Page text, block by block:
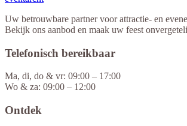
Uw betrouwbare partner voor attractie- en
Bekijk ons aanbod en maak uw feest
Telefonisch bereikbaar
Ma, di, do & vr: 09:00 – 17:00
Wo & za: 09:00 – 12:00
Ontdek